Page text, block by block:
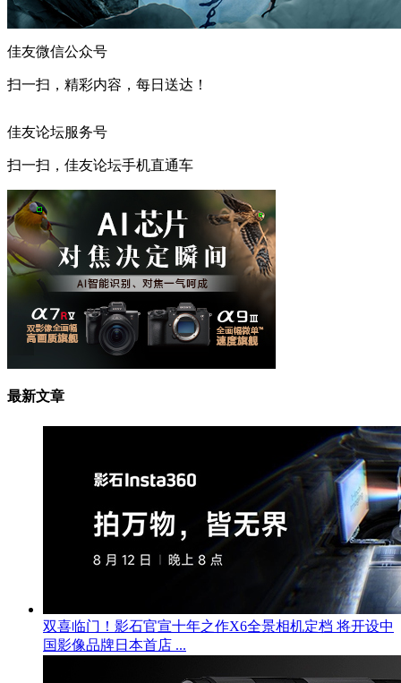
佳友微信公众号
扫一扫，精彩内容，每日送达！
佳友论坛服务号
扫一扫，佳友论坛手机直通车
最新文章
双喜临门！影石官宣十年之作X6全景相机定档 将开设中
国影像品牌日本首店 ...